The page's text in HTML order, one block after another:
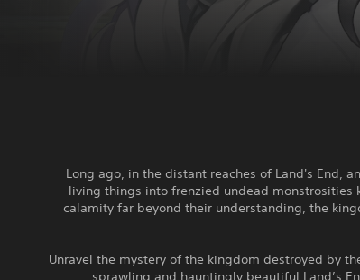
Long ago, in the distant reaches of Land's End,
living things into frenzied undead monstrosities
calamity far beyond their understanding, the
Unravel the mystery of the kingdom destroyed by
sprawling and hauntingly beautiful Land’s